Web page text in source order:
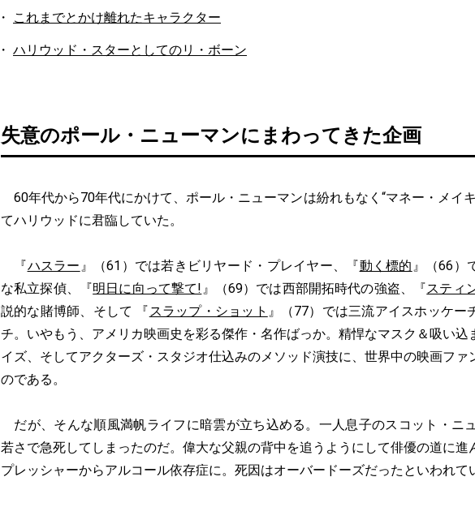
これまでとかけ離れたキャラクター
ハリウッド・スターとしてのリ・ボーン
失意のポール・ニューマンにまわってきた企画
60年代から70年代にかけて、ポール・ニューマンは紛れもなく“マネー・メイ
てハリウッドに君臨していた。
『ハスラー 』（61）では若きビリヤード・プレイヤー、『動く標的 』（66）
な私立探偵、『明日に向って撃て! 』（69）では西部開拓時代の強盗、『スティ
説的な賭博師、そして 『スラップ・ショット 』（77）では三流アイスホッケー
チ。いやもう、アメリカ映画史を彩る傑作・名作ばっか。精悍なマスク＆吸い込
イズ、そしてアクターズ・スタジオ仕込みのメソッド演技に、世界中の映画ファ
のである。
だが、そんな順風満帆ライフに暗雲が立ち込める。一人息子のスコット・ニ
若さで急死してしまったのだ。偉大な父親の背中を追うようにして俳優の道に進
プレッシャーからアルコール依存症に。死因はオーバードーズだったといわれて